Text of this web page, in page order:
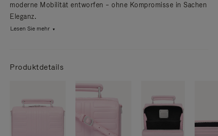
moderne Mobilität entworfen – ohne Kompromisse in Sachen
Eleganz.
Lesen Sie mehr
Produktdetails